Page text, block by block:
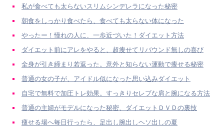
私が食べても太らないスリムシンデレラになった秘密
朝食をしっかり食べたら、食べても太らない体になった
やったー！憧れの人に、一歩近づいた！ダイエット方法
ダイエット前にアレをやると、超痩せてリバウンド無しの喜び
全身が引き締まり若返った。意外と知らない運動で痩せる秘密
普通の女の子が、アイドル似になった思い込みダイエット
自宅で無料で加圧トレ効果。すっきりセレブな肩と腕になる方法
普通の主婦がモデルになった秘密、ダイエットＤＶＤの裏技
痩せる場へ毎日行ったら、足出し腕出しヘソ出しの夏